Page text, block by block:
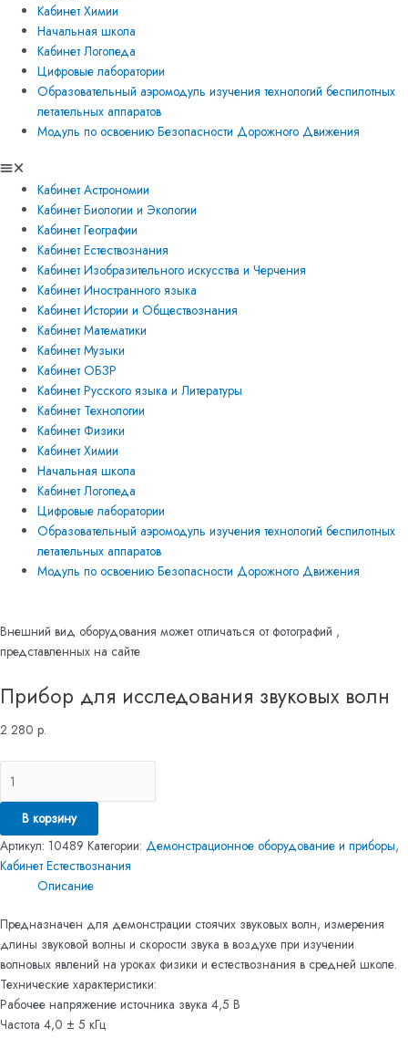
Кабинет Химии
Начальная школа
Кабинет Логопеда
Цифровые лаборатории
Образовательный аэромодуль изучения технологий беспилотных
летательных аппаратов
Модуль по освоению Безопасности Дорожного Движения
Кабинет Астрономии
Кабинет Биологии и Экологии
Кабинет Географии
Кабинет Естествознания
Кабинет Изобразительного искусства и Черчения
Кабинет Иностранного языка
Кабинет Истории и Обществознания
Кабинет Математики
Кабинет Музыки
Кабинет ОБЗР
Кабинет Русского языка и Литературы
Кабинет Технологии
Кабинет Физики
Кабинет Химии
Начальная школа
Кабинет Логопеда
Цифровые лаборатории
Образовательный аэромодуль изучения технологий беспилотных
летательных аппаратов
Модуль по освоению Безопасности Дорожного Движения
Внешний вид оборудования может отличаться от фотографий ,
представленных на сайте
Прибор для исследования звуковых волн
2 280 р.
В корзину
Артикул: 10489 Категории: Демонстрационное оборудование и приборы,
Кабинет Естествознания
Описание
​Предназначен для демонстрации стоячих звуковых волн, измерения
длины звуковой волны и скорости звука в воздухе при изучении
волновых явлений на уроках физики и естествознания в средней школе.
Технические характеристики:
Рабочее напряжение источника звука 4,5 В
Частота 4,0 ± 5 кГц